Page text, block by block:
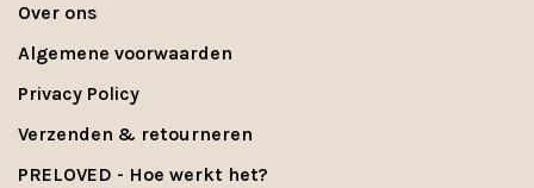
Over ons
Algemene voorwaarden
Privacy Policy
Verzenden & retourneren
PRELOVED - Hoe werkt het?